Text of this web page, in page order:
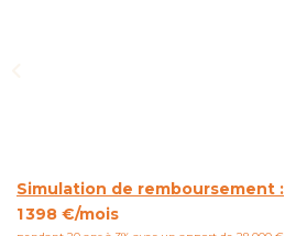
Simulation de remboursement :
1 398 €/mois